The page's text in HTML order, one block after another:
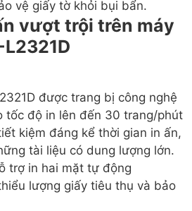
vượt trội trên máy
được trang bị công nghệ
tốc độ in lên đến 30 trang/phút
kiệm đáng kể thời gian in ấn,
tài liệu có dung lượng lớn.
trợ in hai mặt tự động
lượng giấy tiêu thụ và bảo